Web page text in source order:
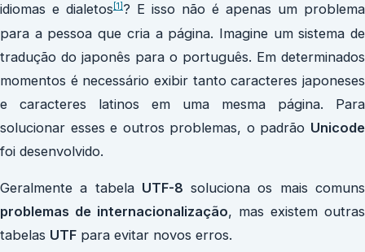
idiomas e dialetos [1] ? E isso não é apenas um problema
para a pessoa que cria a página. Imagine um sistema de
tradução do japonês para o português. Em determinados
momentos é necessário exibir tanto caracteres japoneses
e caracteres latinos em uma mesma página. Para
solucionar esses e outros problemas, o padrão Unicode
foi desenvolvido.
Geralmente a tabela UTF-8 soluciona os mais comuns
problemas de internacionalização, mas existem outras
tabelas UTF para evitar novos erros.